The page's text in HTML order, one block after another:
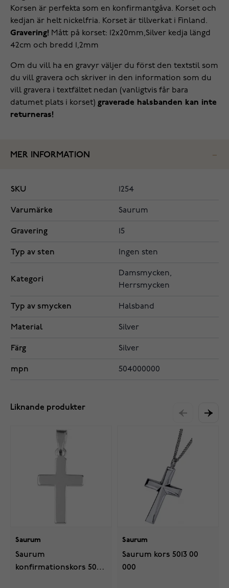
Korsen är perfekta som en konfirmantgåva. Korset och
kedjan är helt nickelfria. Korset är tillverkat i Finland.
Gravering! Mått på korset: 12x20mm,Silver kedja längd
42cm och bredd 1,2mm
Om du vill ha en gravyr väljer du först den textstil som
du vill gravera och skriver in den information som du
vill gravera i textfältet nedan (vanligtvis får bara
datumet plats i korset) graverade halsbanden kan inte
returneras!
MER INFORMATION
SKU 1254
Varumärke Saurum
Gravering 15
Typ av sten Ingen sten
Kategori
Damsmycken,
Herrsmycken
Typ av smycken Halsband
Material Silver
Färg Silver
mpn 504000000
Liknande produkter
Saurum
Saurum
konfirmationskors 5051
Saurum
Saurum kors 5013 00
000